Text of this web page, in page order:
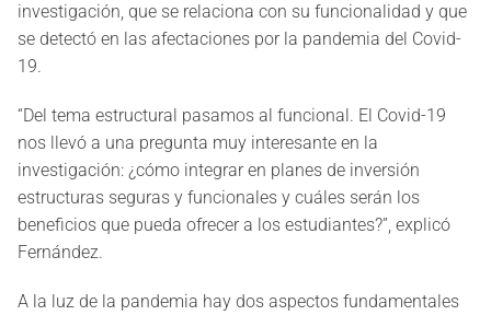
investigación, que se relaciona con su funcionalidad y que
se detectó en las afectaciones por la pandemia del Covid-
19.
“Del tema estructural pasamos al funcional. El Covid-19
nos llevó a una pregunta muy interesante en la
investigación: ¿cómo integrar en planes de inversión
estructuras seguras y funcionales y cuáles serán los
beneficios que pueda ofrecer a los estudiantes?”, explicó
Fernández.
A la luz de la pandemia hay dos aspectos fundamentales